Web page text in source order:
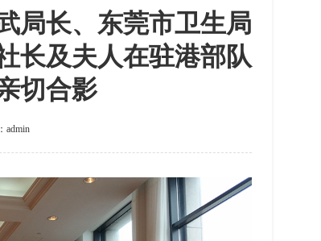
局长、东莞市卫生局
长及夫人在驻港部队
切合影
admin